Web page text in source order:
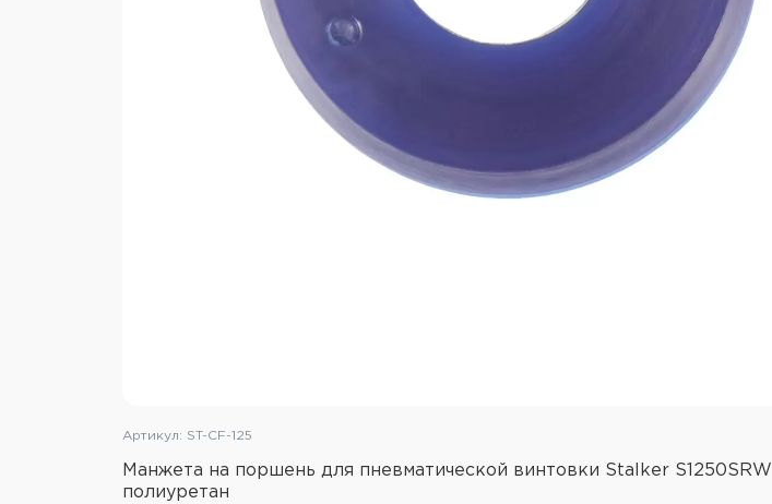
Артикул: ST-CF-125
Манжета на поршень для пневматической винтовки Stalker S1250SRW
полиуретан